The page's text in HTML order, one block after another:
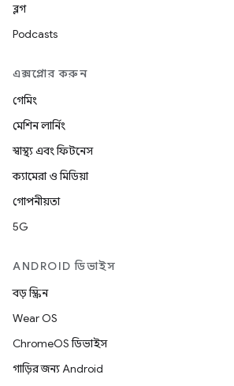
ব্লগ
Podcasts
এক্সপ্লোর করুন
গেমিং
মেশিন লার্নিং
স্বাস্থ্য এবং ফিটনেস
ক্যামেরা ও মিডিয়া
গোপনীয়তা
5G
ANDROID ডিভাইস
বড় স্ক্রিন
Wear OS
ChromeOS ডিভাইস
গাড়ির জন্য Android